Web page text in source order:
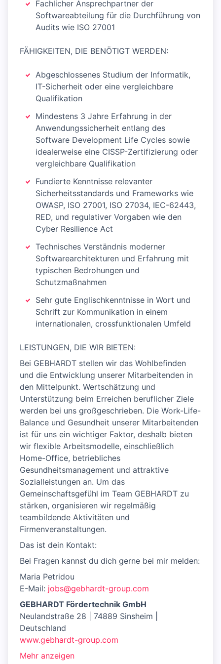
Fachlicher Ansprechpartner der
Softwareabteilung für die Durchführung von
Audits wie ISO 27001
FÄHIGKEITEN, DIE BENÖTIGT WERDEN:
Abgeschlossenes Studium der Informatik,
IT-Sicherheit oder eine vergleichbare
Qualifikation
Mindestens 3 Jahre Erfahrung in der
Anwendungssicherheit entlang des
Software Development Life Cycles sowie
idealerweise eine CISSP-Zertifizierung oder
vergleichbare Qualifikation
Fundierte Kenntnisse relevanter
Sicherheitsstandards und Frameworks wie
OWASP, ISO 27001, ISO 27034, IEC-62443,
RED, und regulativer Vorgaben wie den
Cyber Resilience Act
Technisches Verständnis moderner
Softwarearchitekturen und Erfahrung mit
typischen Bedrohungen und
Schutzmaßnahmen
Sehr gute Englischkenntnisse in Wort und
Schrift zur Kommunikation in einem
internationalen, crossfunktionalen Umfeld
LEISTUNGEN, DIE WIR BIETEN:
Bei GEBHARDT stellen wir das Wohlbefinden
und die Entwicklung unserer Mitarbeitenden in
den Mittelpunkt. Wertschätzung und
Unterstützung beim Erreichen beruflicher Ziele
werden bei uns großgeschrieben. Die Work-Life-
Balance und Gesundheit unserer Mitarbeitenden
ist für uns ein wichtiger Faktor, deshalb bieten
wir flexible Arbeitsmodelle, einschließlich
Home-Office, betriebliches
Gesundheitsmanagement und attraktive
Sozialleistungen an. Um das
Gemeinschaftsgefühl im Team GEBHARDT zu
stärken, organisieren wir regelmäßig
teambildende Aktivitäten und
Firmenveranstaltungen.
Das ist dein Kontakt:
Bei Fragen kannst du dich gerne bei mir melden:
Maria Petridou
E-Mail: jobs@gebhardt-group.com
GEBHARDT Fördertechnik GmbH
Neulandstraße 28 | 74889 Sinsheim |
Deutschland
www.gebhardt-group.com
Mehr anzeigen